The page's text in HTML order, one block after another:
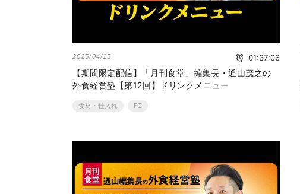
2025/04/15 01:37:06
【期間限定配信】「月刊食堂」編集長・通山茂之の
外食経営塾【第12回】ドリンクメニュー
食材・仕入れ FC